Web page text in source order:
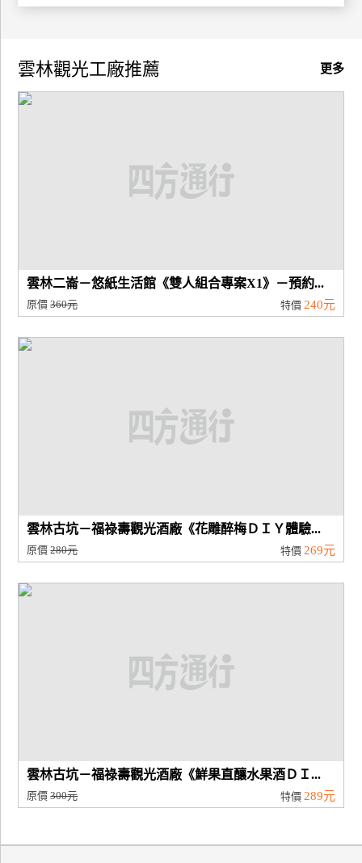
旅
傳
更多
雲林觀光工廠推薦
雲林二崙－悠紙生活館《雙人組合專案X1》－預約...
原價360元 特價 240元
雲林古坑－福祿壽觀光酒廠《花雕醉梅ＤＩＹ體驗...
原價280元 特價 269元
雲林古坑－福祿壽觀光酒廠《鮮果直釀水果酒ＤＩ...
原價300元 特價 289元